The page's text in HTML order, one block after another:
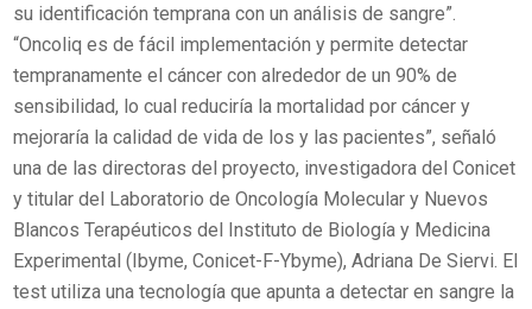
su identificación temprana con un análisis de sangre”.
“Oncoliq es de fácil implementación y permite detectar
tempranamente el cáncer con alrededor de un 90% de
sensibilidad, lo cual reduciría la mortalidad por cáncer y
mejoraría la calidad de vida de los y las pacientes”, señaló
una de las directoras del proyecto, investigadora del Conicet
y titular del Laboratorio de Oncología Molecular y Nuevos
Blancos Terapéuticos del Instituto de Biología y Medicina
Experimental (Ibyme, Conicet-F-Ybyme), Adriana De Siervi. El
test utiliza una tecnología que apunta a detectar en sangre la